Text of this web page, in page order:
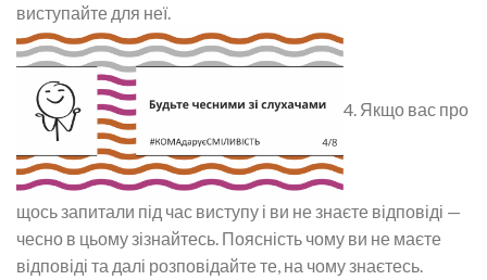
виступайте для неї.
4. Якщо вас про
щось запитали під час виступу і ви не знаєте відповіді —
чесно в цьому зізнайтесь. Поясність чому ви не маєте
відповіді та далі розповідайте те, на чому знаєтесь.